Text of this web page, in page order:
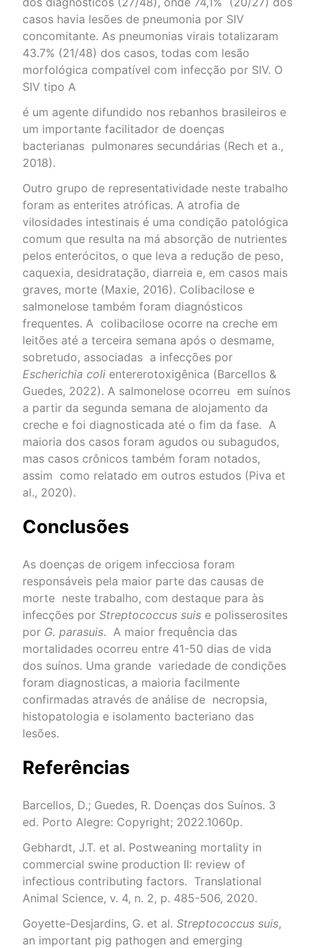
casos havia lesões de pneumonia por SIV
concomitante. As pneumonias virais totalizaram
43.7% (21/48) dos casos, todas com lesão
morfológica compatível com infecção por SIV. O
SIV tipo A
é um agente difundido nos rebanhos brasileiros e
um importante facilitador de doenças
bacterianas pulmonares secundárias (Rech et a.,
2018).
Outro grupo de representatividade neste trabalho
foram as enterites atróficas. A atrofia de
vilosidades intestinais é uma condição patológica
comum que resulta na má absorção de nutrientes
pelos enterócitos, o que leva a redução de peso,
caquexia, desidratação, diarreia e, em casos mais
graves, morte (Maxie, 2016). Colibacilose e
salmonelose também foram diagnósticos
frequentes. A colibacilose ocorre na creche em
leitões até a terceira semana após o desmame,
sobretudo, associadas a infecções por
Escherichia coli entererotoxigênica (Barcellos &
Guedes, 2022). A salmonelose ocorreu em suínos
a partir da segunda semana de alojamento da
creche e foi diagnosticada até o fim da fase. A
maioria dos casos foram agudos ou subagudos,
mas casos crônicos também foram notados,
assim como relatado em outros estudos (Piva et
al., 2020).
Conclusões
As doenças de origem infecciosa foram
responsáveis pela maior parte das causas de
morte neste trabalho, com destaque para às
infecções por Streptococcus suis e polisserosites
por G. parasuis. A maior frequência das
mortalidades ocorreu entre 41-50 dias de vida
dos suínos. Uma grande variedade de condições
foram diagnosticas, a maioria facilmente
confirmadas através de análise de necropsia,
histopatologia e isolamento bacteriano das
lesões.
Referências
Barcellos, D.; Guedes, R. Doenças dos Suínos. 3
ed. Porto Alegre: Copyright; 2022.1060p.
Gebhardt, J.T. et al. Postweaning mortality in
commercial swine production II: review of
infectious contributing factors. Translational
Animal Science, v. 4, n. 2, p. 485-506, 2020.
Goyette-Desjardins, G. et al. Streptococcus suis,
an important pig pathogen and emerging